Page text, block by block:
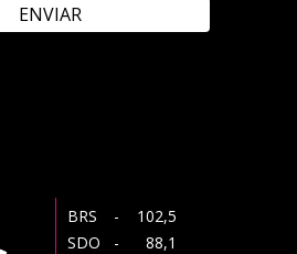
ENVIAR
BRS
- 102,5
SDO
- 88,1